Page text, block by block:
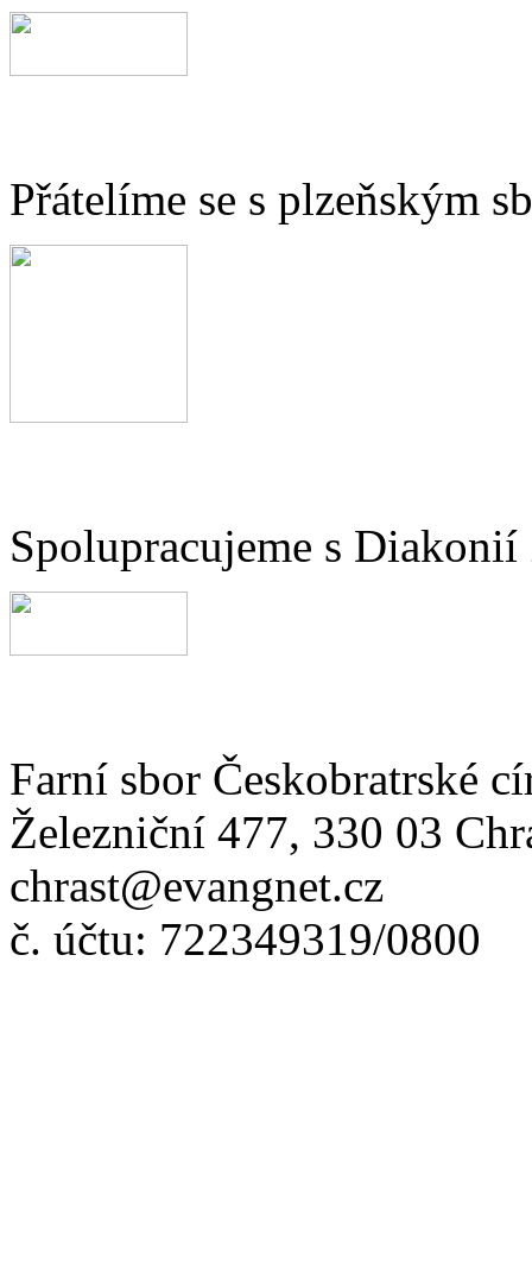
Přátelíme se s plzeňským
Spolupracujeme s Diakonií
Farní sbor Českobratrské
Železniční 477, 330 03
chrast@evangnet.cz
č. účtu: 722349319/0800